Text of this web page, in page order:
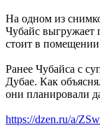
На одном из
Чубайс выгружает
стоит в
Ранее Чубайса с
Дубае. Как
они планировали
https://dzen.ru/a/